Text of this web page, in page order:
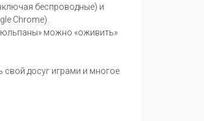
беспроводные) и
Chrome).
можно «оживить»
свой досуг играми и многое